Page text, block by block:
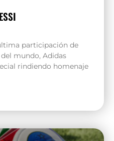
participación de
mundo, Adidas
rindiendo homenaje